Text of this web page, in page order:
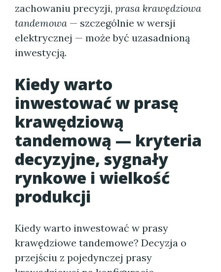
zachowaniu precyzji, prasa krawędziowa
tandemowa — szczególnie w wersji
elektrycznej — może być uzasadnioną
inwestycją.
Kiedy warto
inwestować w prasę
krawędziową
tandemową — kryteria
decyzyjne, sygnały
rynkowe i wielkość
produkcji
Kiedy warto inwestować w prasy
krawędziowe tandemowe? Decyzja o
przejściu z pojedynczej prasy